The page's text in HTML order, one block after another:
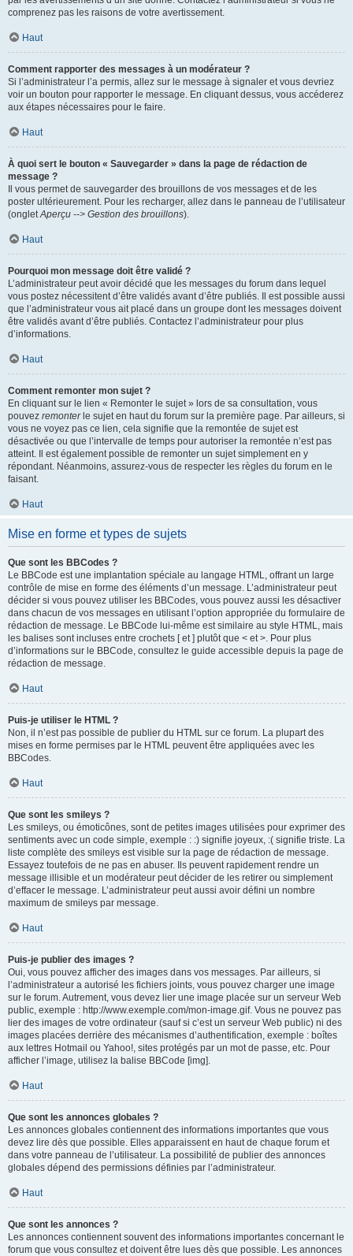
comprenez pas les raisons de votre avertissement.
Haut
Comment rapporter des messages à un modérateur ?
Si l’administrateur l’a permis, allez sur le message à signaler et vous devriez
voir un bouton pour rapporter le message. En cliquant dessus, vous accéderez
aux étapes nécessaires pour le faire.
Haut
À quoi sert le bouton « Sauvegarder » dans la page de rédaction de
message ?
Il vous permet de sauvegarder des brouillons de vos messages et de les
poster ultérieurement. Pour les recharger, allez dans le panneau de l’utilisateur
(ongletAperçu --> Gestion des brouillons).
Haut
Pourquoi mon message doit être validé ?
L’administrateur peut avoir décidé que les messages du forum dans lequel
vous postez nécessitent d’être validés avant d’être publiés. Il est possible aussi
que l’administrateur vous ait placé dans un groupe dont les messages doivent
être validés avant d’être publiés. Contactez l’administrateur pour plus
d’informations.
Haut
Comment remonter mon sujet ?
En cliquant sur le lien « Remonter le sujet » lors de sa consultation, vous
pouvez remonterle sujet en haut du forum sur la première page. Par ailleurs, si
vous ne voyez pas ce lien, cela signifie que la remontée de sujet est
désactivée ou que l’intervalle de temps pour autoriser la remontée n’est pas
atteint. Il est également possible de remonter un sujet simplement en y
répondant. Néanmoins, assurez-vous de respecter les règles du forum en le
faisant.
Haut
Mise en forme et types de sujets
Que sont les BBCodes ?
Le BBCode est une implantation spéciale au langage HTML, offrant un large
contrôle de mise en forme des éléments d’un message. L’administrateur peut
décider si vous pouvez utiliser les BBCodes, vous pouvez aussi les désactiver
dans chacun de vos messages en utilisant l’option appropriée du formulaire de
rédaction de message. Le BBCode lui-même est similaire au style HTML, mais
les balises sont incluses entre crochets [ et ] plutôt que < et >. Pour plus
d’informations sur le BBCode, consultez le guide accessible depuis la page de
rédaction de message.
Haut
Puis-je utiliser le HTML ?
Non, il n’est pas possible de publier du HTML sur ce forum. La plupart des
mises en forme permises par le HTML peuvent être appliquées avec les
BBCodes.
Haut
Que sont les smileys ?
Les smileys, ou émoticônes, sont de petites images utilisées pour exprimer des
sentiments avec un code simple, exemple : :) signifie joyeux, :( signifie triste. La
liste complète des smileys est visible sur la page de rédaction de message.
Essayez toutefois de ne pas en abuser. Ils peuvent rapidement rendre un
message illisible et un modérateur peut décider de les retirer ou simplement
d’effacer le message. L’administrateur peut aussi avoir défini un nombre
maximum de smileys par message.
Haut
Puis-je publier des images ?
Oui, vous pouvez afficher des images dans vos messages. Par ailleurs, si
l’administrateur a autorisé les fichiers joints, vous pouvez charger une image
sur le forum. Autrement, vous devez lier une image placée sur un serveur Web
public, exemple : http://www.exemple.com/mon-image.gif. Vous ne pouvez pas
lier des images de votre ordinateur (sauf si c’est un serveur Web public) ni des
images placées derrière des mécanismes d’authentification, exemple : boîtes
aux lettres Hotmail ou Yahoo!, sites protégés par un mot de passe, etc. Pour
afficher l’image, utilisez la balise BBCode [img].
Haut
Que sont les annonces globales ?
Les annonces globales contiennent des informations importantes que vous
devez lire dès que possible. Elles apparaissent en haut de chaque forum et
dans votre panneau de l’utilisateur. La possibilité de publier des annonces
globales dépend des permissions définies par l’administrateur.
Haut
Que sont les annonces ?
Les annonces contiennent souvent des informations importantes concernant le
forum que vous consultez et doivent être lues dès que possible. Les annonces